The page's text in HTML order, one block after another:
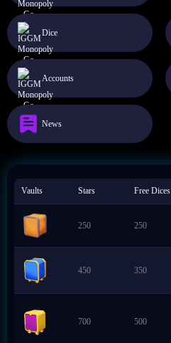
Dice
Accounts
News
Vaults Stars Free Dices
250 250
450
350
700 500